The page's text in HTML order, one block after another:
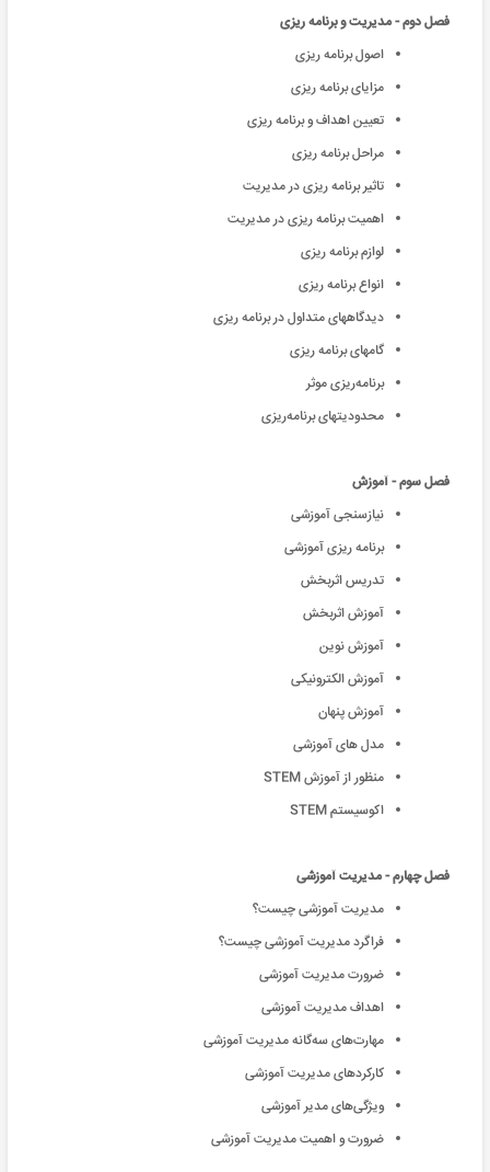
فصل دوم - مدیریت و برنامه ریزی
اصول برنامه ریزی
مزایای برنامه ریزی
تعیین اهداف و برنامه ريزی
مراحل برنامه ریزی
تاثیر برنامه ریزی در مدیریت
اهمیت برنامه ریزی در مدیریت
لوازم برنامه ریزی
انواع برنامه ریزی
دیدگاههای متداول در برنامه ریزی
گامهای برنامه ریزی
برنامه‌ریزی موثر
محدودیتهای برنامه‌ریزی
فصل سوم - آموزش
نیازسنجی آموزشی
برنامه ریزی آموزشی
تدریس اثربخش
آموزش اثربخش
آموزش نوین
آموزش الکترونیکی
آموزش پنهان
مدل های آموزشی
منظور از آموزش STEM
اکوسیستم STEM
فصل چهارم - مدیریت آموزشی
مدیریت آموزشی چیست؟
فراگرد مدیریت آموزشی چیست؟
ضرورت مدیریت آموزشی
اهداف مدیریت آموزشی
مهارت‌های سه‌گانه مدیریت آموزشی
کارکردهای مدیریت آموزشی
ویژگی‌های مدیر آموزشی
ضرورت و اهمیت مدیریت آموزشی